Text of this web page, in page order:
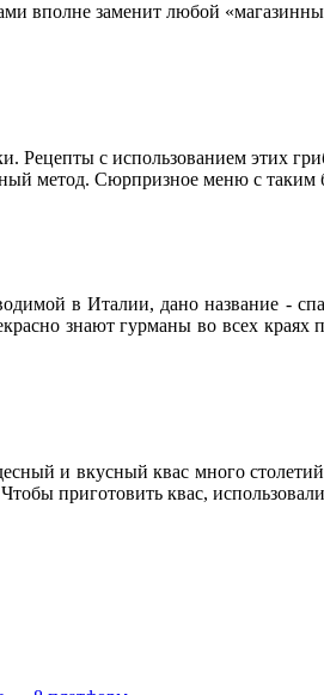
вполне заменит любой
Рецепты с использованием этих
метод. Сюрпризное меню с таким
в Италии, дано название -
знают гурманы во всех
и вкусный квас много
приготовить квас,